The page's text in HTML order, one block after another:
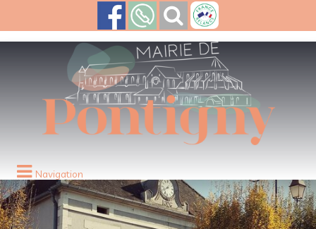
Navigation